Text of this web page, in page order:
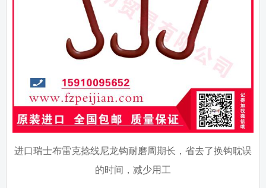
进口瑞士布雷克捻线尼龙钩耐磨周期长，省去了换钩耽误
的时间，减少用工